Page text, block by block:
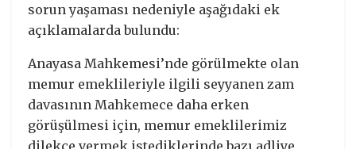
sorun yaşaması nedeniyle aşağıdaki ek
açıklamalarda bulundu:
Anayasa Mahkemesi’nde görülmekte olan
memur emeklileriyle ilgili seyyanen zam
davasının Mahkemece daha erken
görüşülmesi için, memur emeklilerimiz
dilekçe vermek istediklerinde bazı adliye